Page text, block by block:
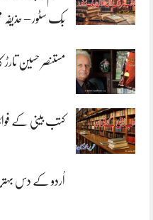
بُک سٹور – حذیفہ
مستنصر حسین
کتب بینی کے
اُردو کے دس